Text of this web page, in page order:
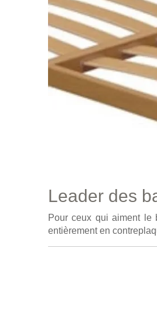
Leader des
Pour ceux qui aiment le
entièrement en